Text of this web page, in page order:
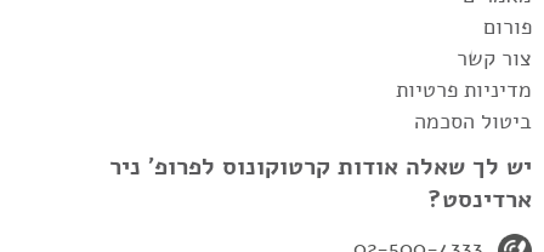
פורום
צור קשר
מדיניות פרטיות
ביטול הסכמה
יש לך שאלה אודות קרטוקונוס לפרופ' ניר
ארדינסט?